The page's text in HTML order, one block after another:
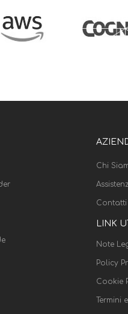
Chi
Contatti
LINK
Note
Policy
Cookie
Termini